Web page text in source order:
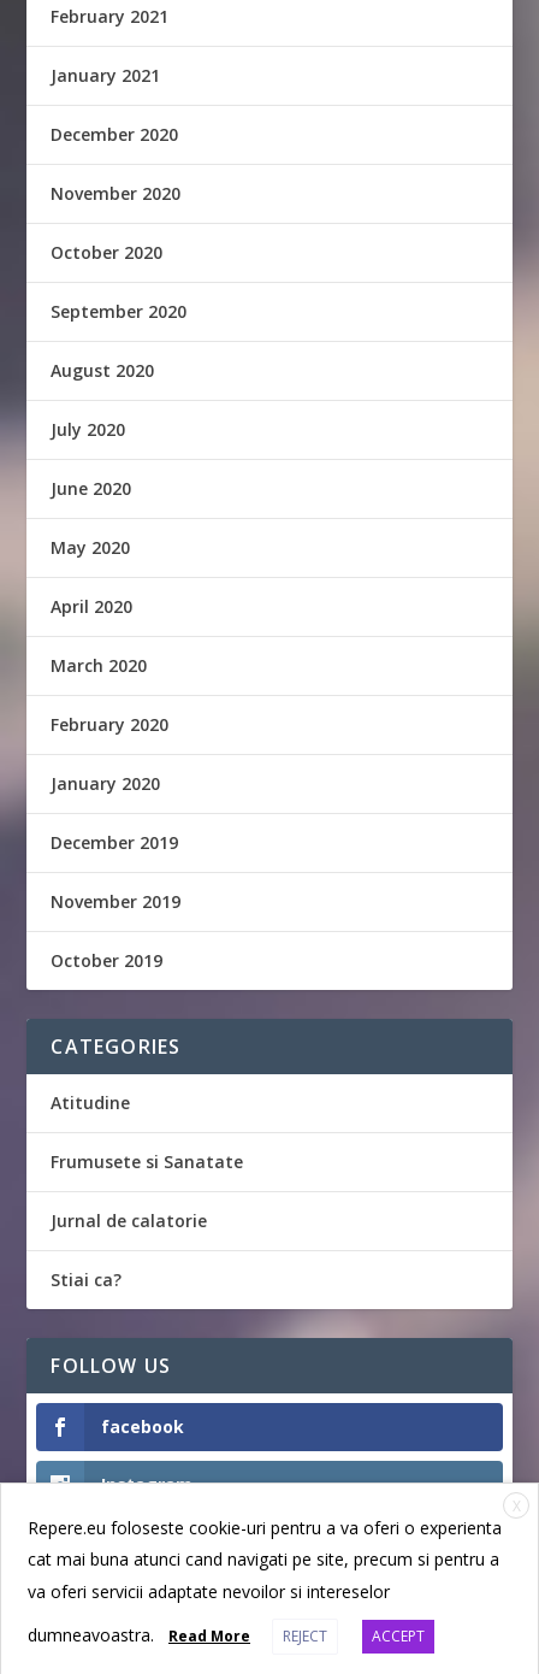
February 2021
January 2021
December 2020
November 2020
October 2020
September 2020
August 2020
July 2020
June 2020
May 2020
April 2020
March 2020
February 2020
January 2020
December 2019
November 2019
October 2019
CATEGORIES
Atitudine
Frumusete si Sanatate
Jurnal de calatorie
Stiai ca?
FOLLOW US
facebook
Instagram
Like
| Powered byWordPress
X
Repere.eu foloseste cookie-uri pentru a va oferi o experienta
cat mai buna atunci cand navigati pe site, precum si pentru a
va oferi servicii adaptate nevoilor si intereselor
dumneavoastra.
Read More REJECT ACCEPT